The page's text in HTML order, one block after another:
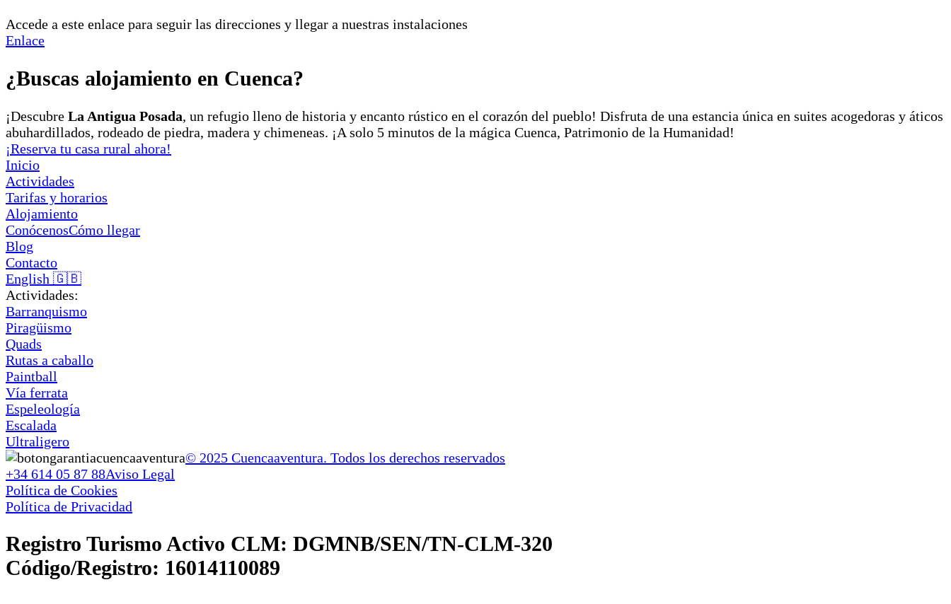
Accede a este enlace para seguir las direcciones y llegar a nuestras instalaciones
Enlace
¿Buscas alojamiento en Cuenca?
¡Descubre La Antigua Posada, un refugio lleno de historia y encanto rústico en el corazón del pueblo! Disfruta de una estancia única en suites acogedoras y áticos
abuhardillados, rodeado de piedra, madera y chimeneas. ¡A solo 5 minutos de la mágica Cuenca, Patrimonio de la Humanidad!
¡Reserva tu casa rural ahora!
Inicio
Actividades
Tarifas y horarios
Alojamiento
ConócenosCómo llegar
Blog
Contacto
English 🇬🇧
Actividades:
Barranquismo
Piragüismo
Quads
Rutas a caballo
Paintball
Vía ferrata
Espeleología
Escalada
Ultraligero
© 2025 Cuencaaventura. Todos los derechos reservados
+34 614 05 87 88Aviso Legal
Política de Cookies
Política de Privacidad
Registro Turismo Activo CLM: DGMNB/SEN/TN-CLM-320
Código/Registro: 16014110089